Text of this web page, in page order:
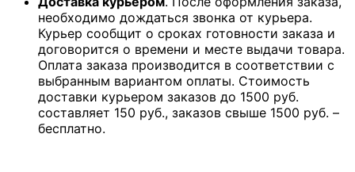
необходимо дождаться звонка от курьера.
Курьер сообщит о сроках готовности заказа и
договорится о времени и месте выдачи товара.
Оплата заказа производится в соответствии с
выбранным вариантом оплаты. Стоимость
доставки курьером заказов до 1500 руб.
составляет 150 руб., заказов свыше 1500 руб. –
бесплатно.